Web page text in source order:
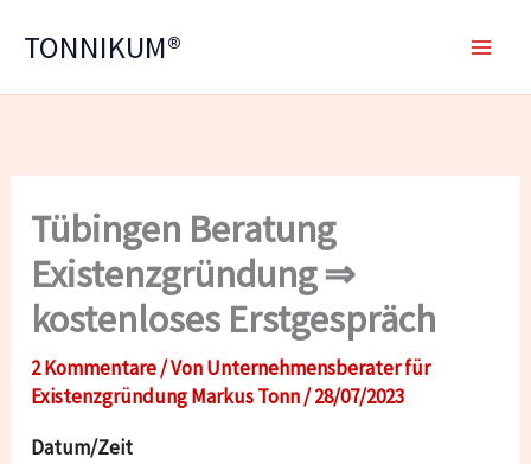
InhaltTONNIKUM®
Tübingen Beratung
Existenzgründung ⇒
kostenloses Erstgespräch
2 Kommentare/ VonUnternehmensberater für
Existenzgründung Markus Tonn/28/07/2023
Datum/Zeit